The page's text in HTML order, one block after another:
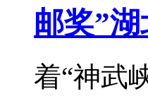
邮奖”
着“神武